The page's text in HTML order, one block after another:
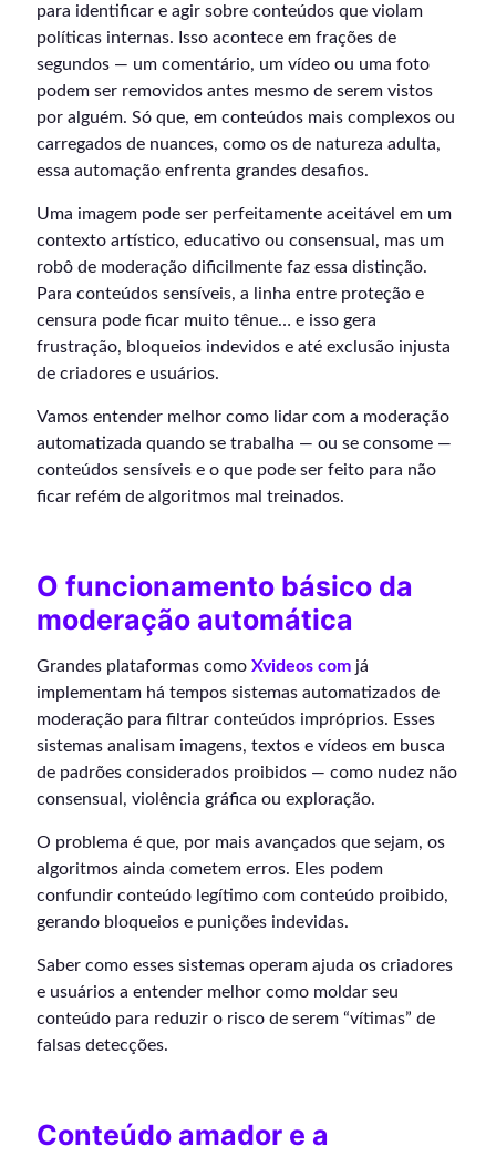
para identificar e agir sobre conteúdos que violam
políticas internas. Isso acontece em frações de
segundos — um comentário, um vídeo ou uma foto
podem ser removidos antes mesmo de serem vistos
por alguém. Só que, em conteúdos mais complexos ou
carregados de nuances, como os de natureza adulta,
essa automação enfrenta grandes desafios.
Uma imagem pode ser perfeitamente aceitável em um
contexto artístico, educativo ou consensual, mas um
robô de moderação dificilmente faz essa distinção.
Para conteúdos sensíveis, a linha entre proteção e
censura pode ficar muito tênue… e isso gera
frustração, bloqueios indevidos e até exclusão injusta
de criadores e usuários.
Vamos entender melhor como lidar com a moderação
automatizada quando se trabalha — ou se consome —
conteúdos sensíveis e o que pode ser feito para não
ficar refém de algoritmos mal treinados.
O funcionamento básico da
moderação automática
Grandes plataformas como Xvideos com já
implementam há tempos sistemas automatizados de
moderação para filtrar conteúdos impróprios. Esses
sistemas analisam imagens, textos e vídeos em busca
de padrões considerados proibidos — como nudez não
consensual, violência gráfica ou exploração.
O problema é que, por mais avançados que sejam, os
algoritmos ainda cometem erros. Eles podem
confundir conteúdo legítimo com conteúdo proibido,
gerando bloqueios e punições indevidas.
Saber como esses sistemas operam ajuda os criadores
e usuários a entender melhor como moldar seu
conteúdo para reduzir o risco de serem “vítimas” de
falsas detecções.
Conteúdo amador e a